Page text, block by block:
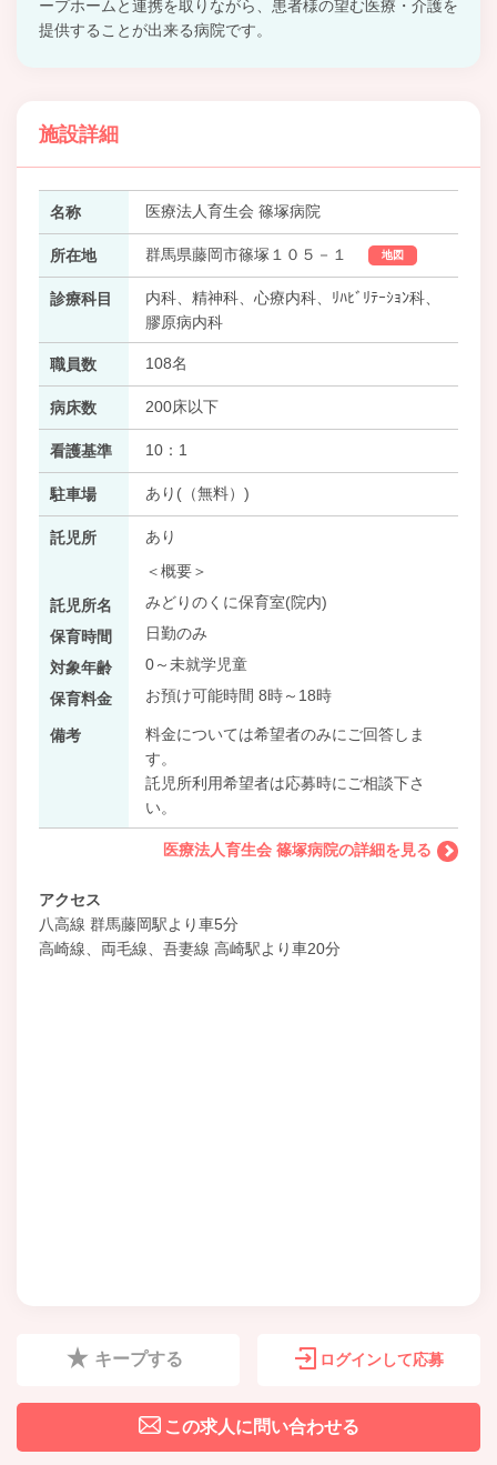
ープホームと連携を取りながら、患者様の望む医療・介護を
提供することが出来る病院です。
施設詳細
名称 医療法人育生会 篠塚病院
所在地 群馬県藤岡市篠塚１０５－１ 地図
診療科目
内科、精神科、心療内科、ﾘﾊﾋﾞﾘﾃｰｼｮﾝ科、
膠原病内科
職員数 108名
病床数 200床以下
看護基準 10：1
駐車場 あり(（無料）)
託児所
あり
＜概要＞
託児所名
みどりのくに保育室(院内)
保育時間
日勤のみ
対象年齢
0～未就学児童
保育料金
お預け可能時間 8時～18時
備考
料金については希望者のみにご回答しま
す。
託児所利用希望者は応募時にご相談下さ
い。
医療法人育生会 篠塚病院の詳細を見る
アクセス
八高線 群馬藤岡駅より車5分
高崎線、両毛線、吾妻線 高崎駅より車20分
キープする ログインして応募
この求人に問い合わせる